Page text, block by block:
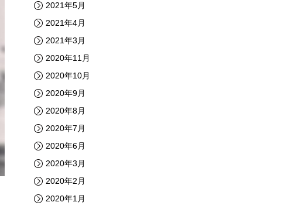
2021年5月
2021年4月
2021年3月
2020年11月
2020年10月
2020年9月
2020年8月
2020年7月
2020年6月
2020年3月
2020年2月
2020年1月